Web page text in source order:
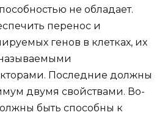
не обладает.
перенос и
генов в клетках, их
Последние должны
двумя свойствами. Во-
быть способны к